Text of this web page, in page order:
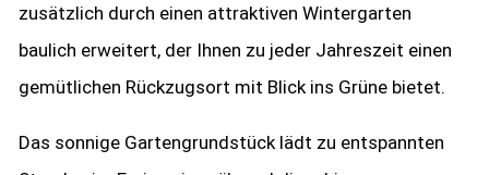
zusätzlich durch einen attraktiven Wintergarten
baulich erweitert, der Ihnen zu jeder Jahreszeit einen
gemütlichen Rückzugsort mit Blick ins Grüne bietet.
Das sonnige Gartengrundstück lädt zu entspannten